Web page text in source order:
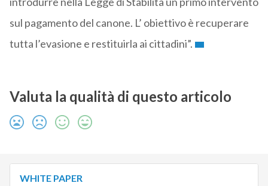
sul pagamento del canone. L’ obiettivo è recuperare
tutta l’evasione e restituirla ai cittadini”.
Valuta la qualità di questo articolo
WHITE PAPER